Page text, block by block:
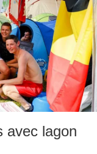
avec lagon